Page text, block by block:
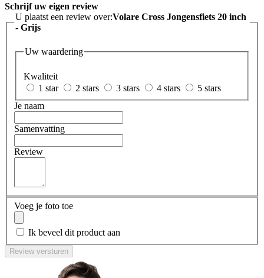
Schrijf uw eigen review
U plaatst een review over:Volare Cross Jongensfiets 20 inch
- Grijs
Uw waardering
Kwaliteit
1 star
2 stars 3 stars 4 stars
5 stars
Je naam
Samenvatting
Review
Voeg je foto toe
Ik beveel dit product aan
Review versturen